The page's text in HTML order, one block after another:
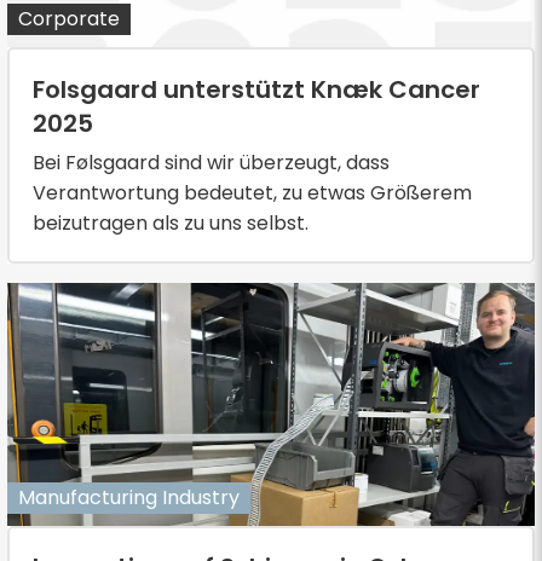
Corporate
Folsgaard unterstützt Knæk Cancer
2025
Bei Følsgaard sind wir überzeugt, dass
Verantwortung bedeutet, zu etwas Größerem
beizutragen als zu uns selbst.
Manufacturing Industry